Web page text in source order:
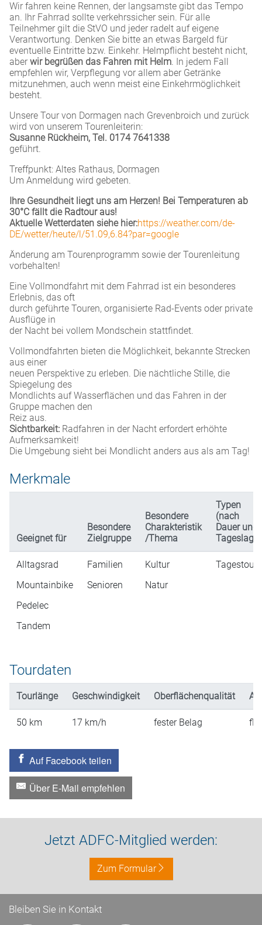
Wir fahren keine Rennen, der langsamste gibt das Tempo
an. Ihr Fahrrad sollte verkehrssicher sein. Für alle
Teilnehmer gilt die StVO und jeder radelt auf eigene
Verantwortung. Denken Sie bitte an etwas Bargeld für
eventuelle Eintritte bzw. Einkehr. Helmpflicht besteht nicht,
aber wir begrüßen das Fahren mit Helm. In jedem Fall
empfehlen wir, Verpflegung vor allem aber Getränke
mitzunehmen, auch wenn meist eine Einkehrmöglichkeit
besteht.
Unsere Tour von Dormagen nach Grevenbroich und zurück
wird von unserem Tourenleiterin:
Susanne Rückheim, Tel. 0174 7641338
geführt.
Treffpunkt: Altes Rathaus, Dormagen
Um Anmeldung wird gebeten.
Ihre Gesundheit liegt uns am Herzen! Bei Temperaturen ab
30°C fällt die Radtour aus!
Aktuelle Wetterdaten siehe hier:https://weather.com/de-
DE/wetter/heute/l/51.09,6.84?par=google
Änderung am Tourenprogramm sowie der Tourenleitung
vorbehalten!
Eine Vollmondfahrt mit dem Fahrrad ist ein besonderes
Erlebnis, das oft
durch geführte Touren, organisierte Rad-Events oder private
Ausflüge in
der Nacht bei vollem Mondschein stattfindet.
Vollmondfahrten bieten die Möglichkeit, bekannte Strecken
aus einer
neuen Perspektive zu erleben. Die nächtliche Stille, die
Spiegelung des
Mondlichts auf Wasserflächen und das Fahren in der
Gruppe machen den
Reiz aus.
Sichtbarkeit: Radfahren in der Nacht erfordert erhöhte
Aufmerksamkeit!
Die Umgebung sieht bei Mondlicht anders aus als am Tag!
Merkmale
Geeignet für
Besondere
Zielgruppe
Besondere
Charakteristik
/Thema
Typen
(nach
Dauer und
Tageslage)
Alltagsrad
Mountainbike
Pedelec
Tandem
Familien
Senioren
Kultur
Natur
Tagestour
Tourdaten
Tourlänge Geschwindigkeit Oberflächenqualität
50 km 17 km/h fester Belag
Auf Facebook teilen
Über E-Mail empfehlen
Jetzt ADFC-Mitglied werden:
Zum Formular
Bleiben Sie in Kontakt